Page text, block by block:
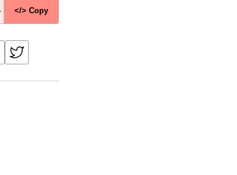
</> Copy